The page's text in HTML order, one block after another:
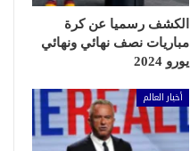
الكشف رسميا عن كرة
مباريات نصف نهائي ونهائي
يورو 2024
أخبار العالم